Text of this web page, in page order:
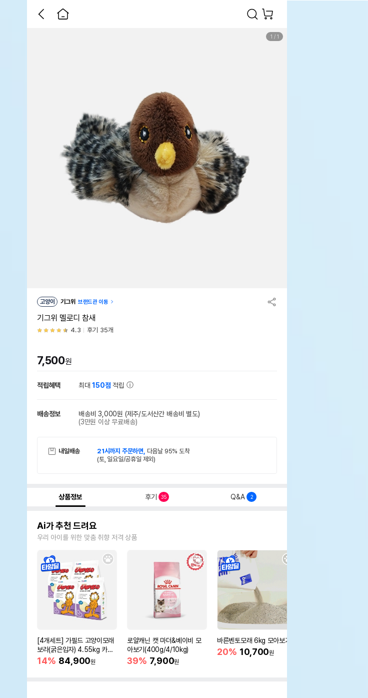
1 / 1
고양이 기그위 브랜드관 이동
기그위 멜로디 참새
4.3 후기 35개
7,500원
적립혜택 최대150점 적립
배송정보 배송비 3,000원 (제주/도서산간 배송비 별도)
(3만원 이상 무료배송)
내일배송 21시까지 주문하면, 다음날 95% 도착
(토, 일요일/공휴일 제외)
상품정보 후기 35 Q&A 2
Ai가 추천 드려요
우리 아이를 위한 맞춤 취향 저격 상품
[4개세트] 가필드 고양이모래
보라(굵은입자) 4.55kg 카사
바모래
14% 84,900원
로얄캐닌 캣 마더&베이비 모
아보기(400g/4/10kg)
39% 7,900원
바른벤토모래 6kg 모아보기
20% 10,700원